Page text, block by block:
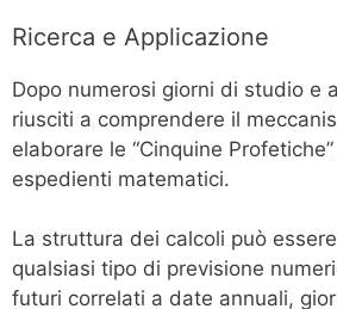
Ricerca e Applicazione
Dopo numerosi giorni di studio e
riusciti a comprendere il
elaborare le “Cinquine
espedienti matematici.
La struttura dei calcoli può
qualsiasi tipo di previsione
futuri correlati a date annuali,